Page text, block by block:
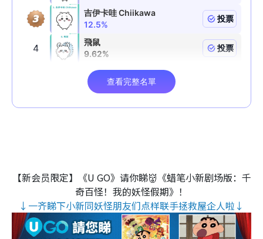
【新会员限定】《U GO》请你睇👹《蜡笔小新剧场版：千
奇百怪！我的妖怪假期》！
↓一齐睇下小新同妖怪朋友们点样联手拯救屋企人啦↓